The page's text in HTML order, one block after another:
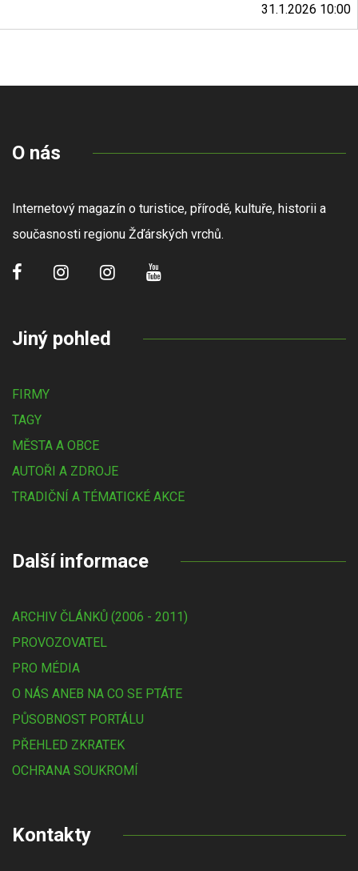
31.1.2026 10:00
O nás
Internetový magazín o turistice, přírodě, kultuře, historii a
současnosti regionu Žďárských vrchů.
Jiný pohled
FIRMY
TAGY
MĚSTA A OBCE
AUTOŘI A ZDROJE
TRADIČNÍ A TÉMATICKÉ AKCE
Další informace
ARCHIV ČLÁNKŮ (2006 - 2011)
PROVOZOVATEL
PRO MÉDIA
O NÁS ANEB NA CO SE PTÁTE
PŮSOBNOST PORTÁLU
PŘEHLED ZKRATEK
OCHRANA SOUKROMÍ
Kontakty